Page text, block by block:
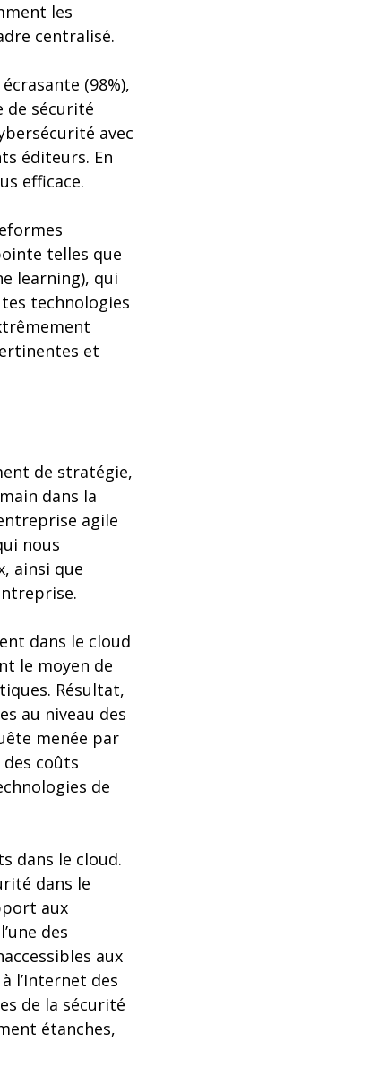
les
centralisé.
(98%),
de sécurité
avec
éditeurs. En
efficace.
telles que
learning), qui
technologies
et
de stratégie,
dans la
agile
nous
ainsi que
dans le cloud
le moyen de
Résultat,
au niveau des
menée par
coûts
de
dans le cloud.
dans le
aux
des
aux
l’Internet des
de la sécurité
étanches,